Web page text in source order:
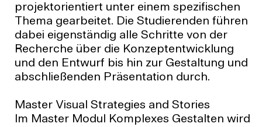
projektorientiert unter einem spezifischen
Thema gearbeitet. Die Studierenden führen
dabei eigenständig alle Schritte von der
Recherche über die Konzeptentwicklung
und den Entwurf bis hin zur Gestaltung und
abschließenden Präsentation durch.
Master Visual Strategies and Stories
Im Master Modul Komplexes Gestalten wird